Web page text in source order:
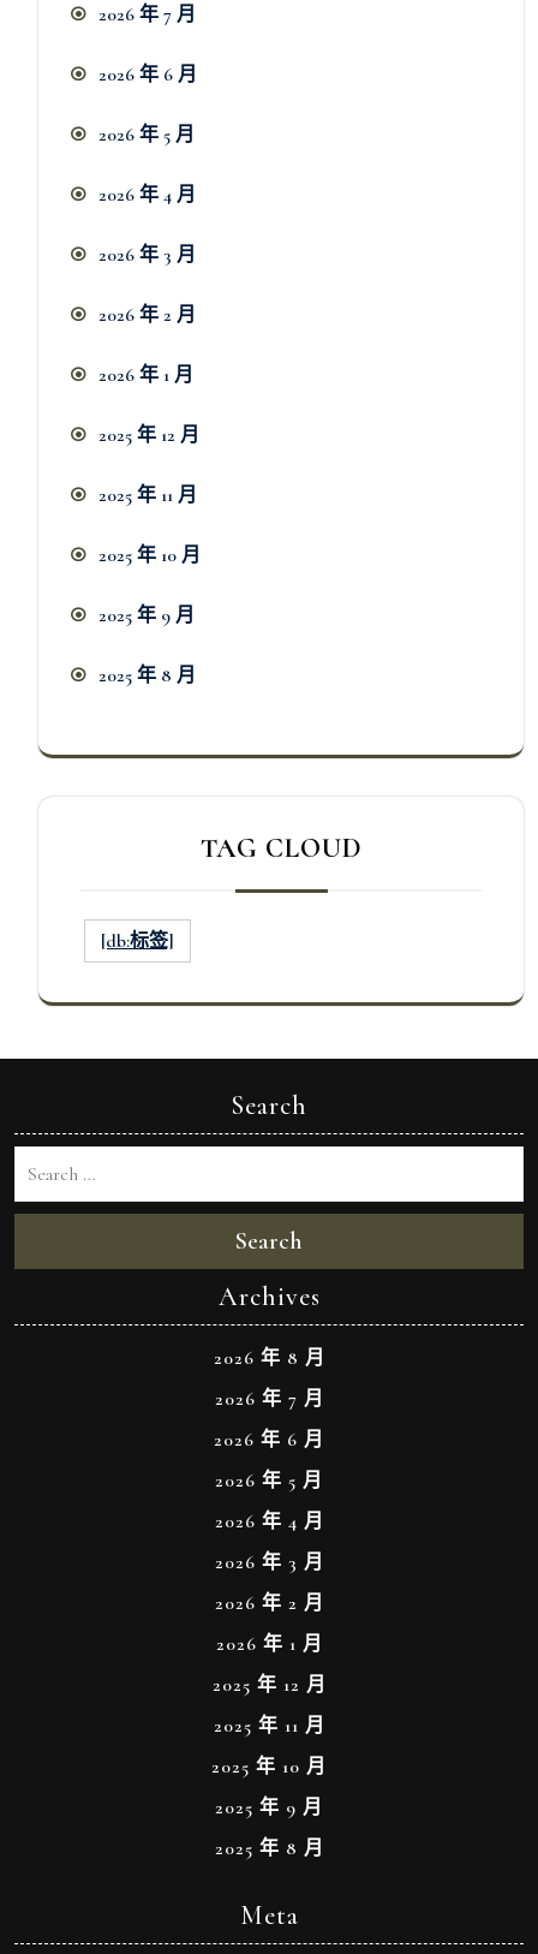
2026 年 7 月
2026 年 6 月
2026 年 5 月
2026 年 4 月
2026 年 3 月
2026 年 2 月
2026 年 1 月
2025 年 12 月
2025 年 11 月
2025 年 10 月
2025 年 9 月
2025 年 8 月
TAG CLOUD
[db:标签]
Search
Search
Archives
2026 年 8 月
2026 年 7 月
2026 年 6 月
2026 年 5 月
2026 年 4 月
2026 年 3 月
2026 年 2 月
2026 年 1 月
2025 年 12 月
2025 年 11 月
2025 年 10 月
2025 年 9 月
2025 年 8 月
Meta